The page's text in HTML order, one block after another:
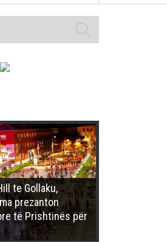
te Gollaku,
prezanton
të Prishtinës për